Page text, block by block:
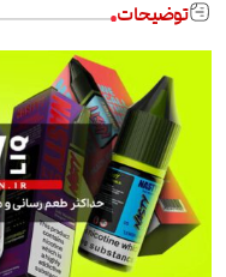
توضیحات